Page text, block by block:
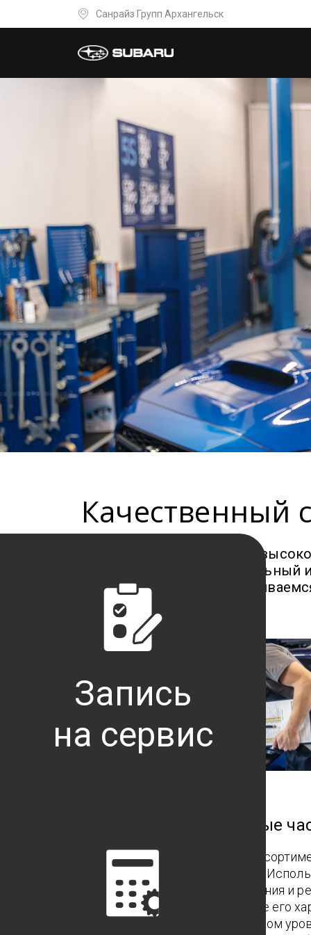
Санрайз Групп Архангельск
Запись
на сервис
Качественный
Сервисное обслуживание
Для Вас это профессиональный
уверенность, мы
Оригинальные запасные
Мы предлагаем Вам полный
запасных частей и материалов.
запасные части для обслуживания и
автомобиля, Вы поддерживаете его
надёжность на должном высоком